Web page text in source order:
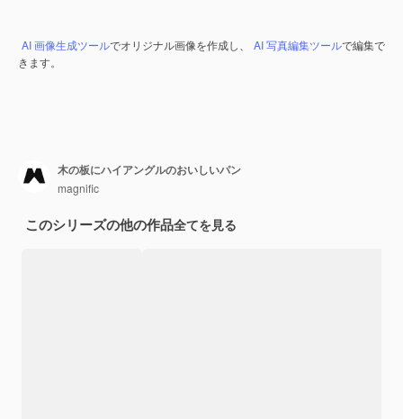
AI 画像生成ツールでオリジナル画像を作成し、 AI 写真編集ツールで編集で
きます。
木の板にハイアングルのおいしいパン
magnific
このシリーズの他の作品全てを見る